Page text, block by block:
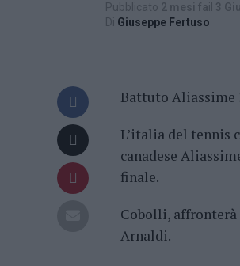
Pubblicato 2 mesi fail 3
Di Giuseppe Fertuso
Battuto Aliassime
L’italia del tennis
canadese
finale.
Cobolli,
Arnaldi.